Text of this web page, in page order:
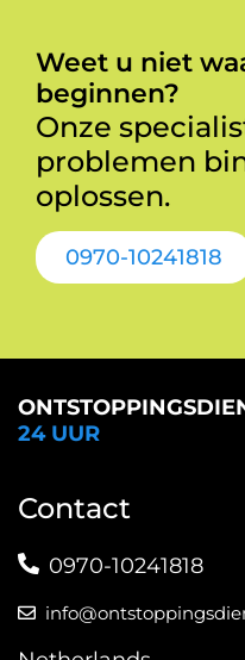
Weet u niet
beginnen?
Onze
problemen
oplossen.
0970-10241818
24 UUR
Contact
0970-10241818